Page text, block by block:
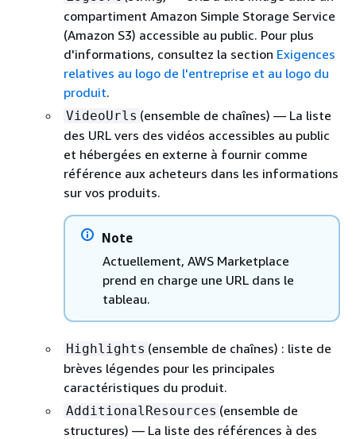
compartiment Amazon Simple Storage Service
(Amazon S3) accessible au public. Pour plus
d'informations, consultez la section Exigences
relatives au logo de l'entreprise et au logo du
produit.
VideoUrls (ensemble de chaînes) — La liste
des URL vers des vidéos accessibles au public
et hébergées en externe à fournir comme
référence aux acheteurs dans les informations
sur vos produits.
Note
Actuellement, AWS Marketplace
prend en charge une URL dans le
tableau.
Highlights (ensemble de chaînes) : liste de
brèves légendes pour les principales
caractéristiques du produit.
AdditionalResources (ensemble de
structures) — La liste des références à des